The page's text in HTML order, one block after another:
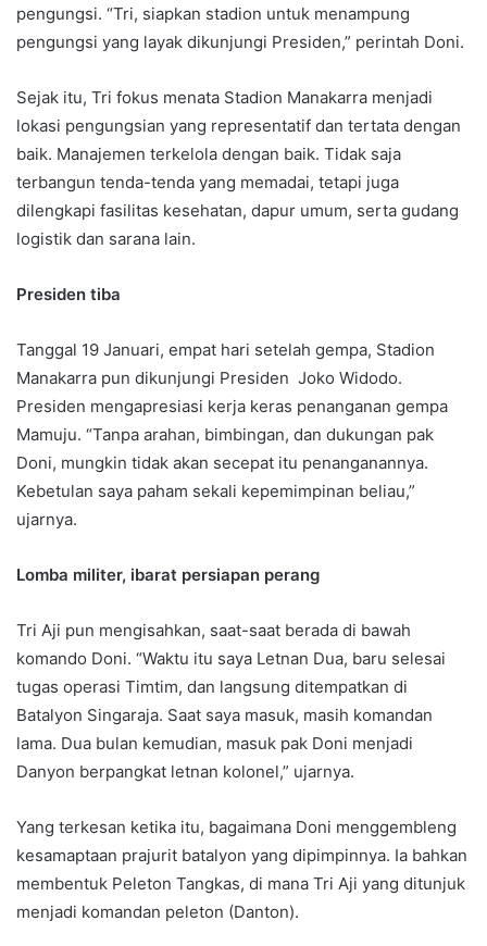
pengungsi. “Tri, siapkan stadion untuk menampung
pengungsi yang layak dikunjungi Presiden,” perintah Doni.
Sejak itu, Tri fokus menata Stadion Manakarra menjadi
lokasi pengungsian yang representatif dan tertata dengan
baik. Manajemen terkelola dengan baik. Tidak saja
terbangun tenda-tenda yang memadai, tetapi juga
dilengkapi fasilitas kesehatan, dapur umum, serta gudang
logistik dan sarana lain.
Presiden tiba
Tanggal 19 Januari, empat hari setelah gempa, Stadion
Manakarra pun dikunjungi Presiden Joko Widodo.
Presiden mengapresiasi kerja keras penanganan gempa
Mamuju. “Tanpa arahan, bimbingan, dan dukungan pak
Doni, mungkin tidak akan secepat itu penanganannya.
Kebetulan saya paham sekali kepemimpinan beliau,”
ujarnya.
Lomba militer, ibarat persiapan perang
Tri Aji pun mengisahkan, saat-saat berada di bawah
komando Doni. “Waktu itu saya Letnan Dua, baru selesai
tugas operasi Timtim, dan langsung ditempatkan di
Batalyon Singaraja. Saat saya masuk, masih komandan
lama. Dua bulan kemudian, masuk pak Doni menjadi
Danyon berpangkat letnan kolonel,” ujarnya.
Yang terkesan ketika itu, bagaimana Doni menggembleng
kesamaptaan prajurit batalyon yang dipimpinnya. Ia bahkan
membentuk Peleton Tangkas, di mana Tri Aji yang ditunjuk
menjadi komandan peleton (Danton).